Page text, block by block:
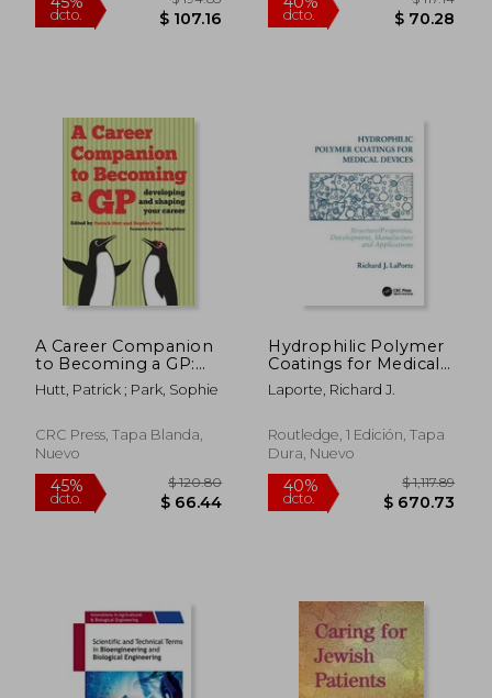
45%
dcto.
A Career Companion
to Becoming a GP:
Developing and
Shaping Your Career
Hutt, Patrick ; Park, Sophie
CRC Press, Tapa Blanda,
Nuevo
Hydrophilic Polymer
Coatings for Medical
Devices (en Inglés)
Laporte, Richard J.
Routledge, 1 Edición, Tapa
Dura, Nuevo